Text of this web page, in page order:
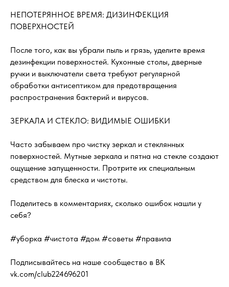
НЕПОТЕРЯННОЕ ВРЕМЯ: ДИЗИНФЕКЦИЯ
ПОВЕРХНОСТЕЙ
После того, как вы убрали пыль и грязь, уделите время
дезинфекции поверхностей. Кухонные столы, дверные
ручки и выключатели света требуют регулярной
обработки антисептиком для предотвращения
распространения бактерий и вирусов.
ЗЕРКАЛА И СТЕКЛО: ВИДИМЫЕ ОШИБКИ
Часто забываем про чистку зеркал и стеклянных
поверхностей. Мутные зеркала и пятна на стекле создают
ощущение запущенности. Протрите их специальным
средством для блеска и чистоты.
Поделитесь в комментариях, сколько ошибок нашли у
себя?
#уборка #чистота #дом #советы #правила
Подписывайтесь на наше сообщество в ВК
vk.com/club224696201